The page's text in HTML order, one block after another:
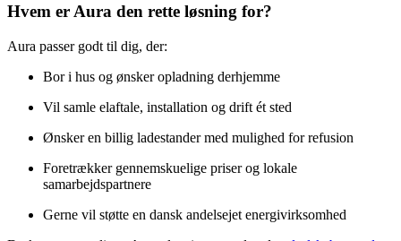
Hvem er Aura den rette løsning for?
Aura passer godt til dig, der:
Bor i hus og ønsker opladning derhjemme
Vil samle elaftale, installation og drift ét sted
Ønsker en billig ladestander med mulighed for refusion
Foretrækker gennemskuelige priser og lokale
samarbejdspartnere
Gerne vil støtte en dansk andelsejet energivirksomhed